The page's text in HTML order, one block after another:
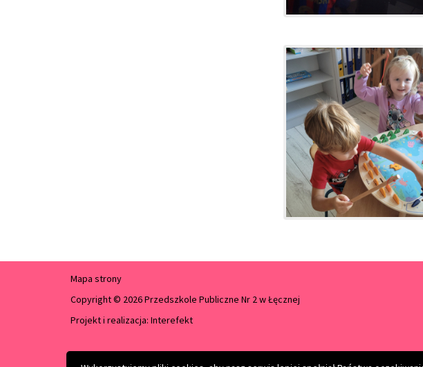
Mapa strony
Copyright © 2026 Przedszkole Publiczne Nr 2 w Łęcznej
Projekt i realizacja: Interefekt